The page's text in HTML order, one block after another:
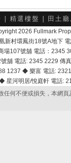
精選樓盤 田土
2026 Fullmark
新村環鳳街18號A地下
場107號舖 電話：2345
舖 電話: 2345 2229
1237 ◆ 樂富 電話:
星河明居/悅庭軒 電話
任何不便或損失，本網